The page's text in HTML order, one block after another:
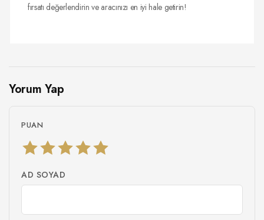
fırsatı değerlendirin ve aracınızı en iyi hale getirin!
Yorum Yap
PUAN
AD SOYAD